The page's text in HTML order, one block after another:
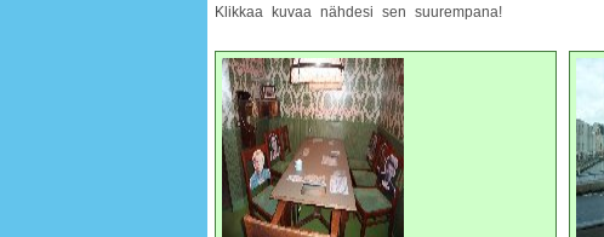
Klikkaa kuvaa nähdesi sen suurempana!